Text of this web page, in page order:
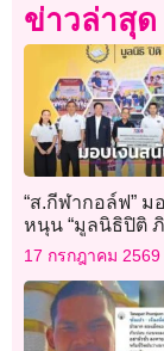
ข่าวล่าสุด
“ส.กีฬากอล์ฟ” ม
หนุน “มูลนิธิปิติ
ส่งต่อโอกาสทาง
สาธารณสุขในพื้
17 กรกฎาคม 2569